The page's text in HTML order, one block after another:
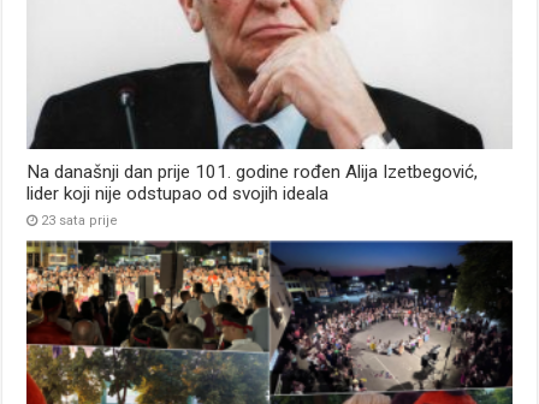
Na današnji dan prije 101. godine rođen Alija Izetbegović,
lider koji nije odstupao od svojih ideala
23 sata prije